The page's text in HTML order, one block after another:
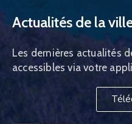
Actualités de la
Les dernières actualités
accessibles via votre